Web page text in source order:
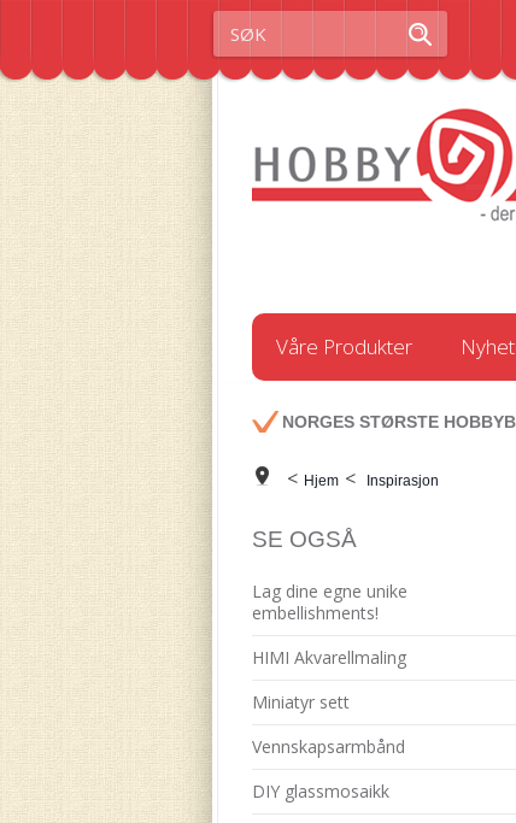
Våre Produkter
NORGES STØRSTE
< Hjem < Inspirasjon
SE OGSÅ
Lag dine egne unike
embellishments!
HIMI Akvarellmaling
Miniatyr sett
Vennskapsarmbånd
DIY glassmosaikk